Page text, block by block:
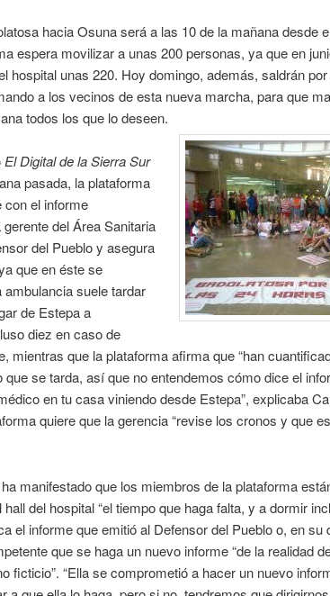
hacia Osuna será a las 10 de la mañana desde
espera movilizar a unas 200 personas, ya que en
hospital unas 220. Hoy domingo, además, saldrán
a los vecinos de esta nueva marcha, para que
todos los que lo deseen.
El Digital de la Sierra Sur
pasada, la plataforma
con el informe
del Área Sanitaria
del Pueblo y asegura
que en éste se
suele tardar
de Estepa a
diez en caso de
mientras que la plataforma afirma que “han
que se tarda, así que no entendemos cómo dice el
en tu casa viniendo desde Estepa”, explicaba
quiere que la gerencia “revise los cronos y que
manifestado que los miembros de la plataforma
del hospital “el tiempo que haga falta, y a dormir
el informe que emitió al Defensor del Pueblo o, en su
que se haga un nuevo informe “de la realidad
ficticio”. “Ella se comprometió a hacer un nuevo